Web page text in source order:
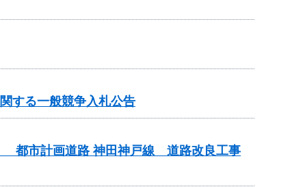
する一般競争入札公告
都市計画道路 神田神戸線 道路改良工事